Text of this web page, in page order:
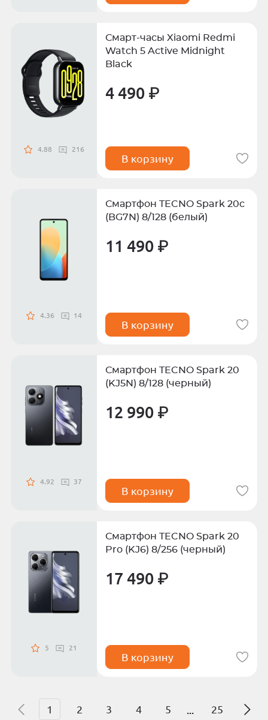
4.88 216
Смарт-часы Xiaomi Redmi
Watch 5 Active Midnight
Black
4 490 ₽
В корзину
4.36 14
Смартфон TECNO Spark 20c
(BG7N) 8/128 (белый)
11 490 ₽
В корзину
4.92 37
Смартфон TECNO Spark 20
(KJ5N) 8/128 (черный)
12 990 ₽
В корзину
5 21
Смартфон TECNO Spark 20
Pro (KJ6) 8/256 (черный)
17 490 ₽
В корзину
1 2 3 4 5 ... 25